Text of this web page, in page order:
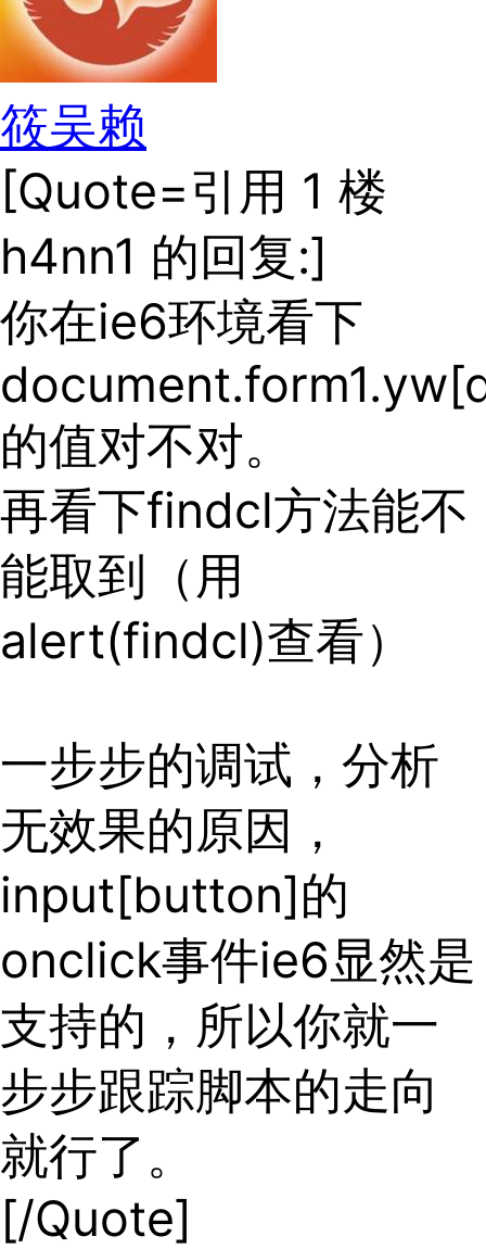
筱吴赖
[Quote=引用 1 楼
h4nn1 的回复:]
你在ie6环境看下
的值对不对。
再看下findcl方法能不
能取到（用
alert(findcl)查看）
一步步的调试，分析
无效果的原因，
input[button]的
onclick事件ie6显然是
支持的，所以你就一
步步跟踪脚本的走向
就行了。
[/Quote]